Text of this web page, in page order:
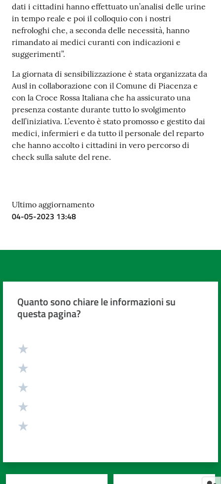
dati i cittadini hanno effettuato un’analisi delle urine
in tempo reale e poi il colloquio con i nostri
nefrologhi che, a seconda delle necessità, hanno
rimandato ai medici curanti con indicazioni e
suggerimenti”.
La giornata di sensibilizzazione è stata organizzata da
Ausl in collaborazione con il Comune di Piacenza e
con la Croce Rossa Italiana che ha assicurato una
presenza costante durante tutto lo svolgimento
dell’iniziativa. L’evento è stato promosso e gestito dai
medici, infermieri e da tutto il personale del reparto
che hanno accolto i cittadini in vero percorso di
check sulla salute del rene.
Ultimo aggiornamento
04-05-2023 13:48
Quanto sono chiare le informazioni su
questa pagina?